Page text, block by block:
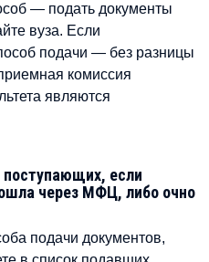
— подать документы
вуза. Если
подачи — без разницы
комиссия
являются
поступающих, если
через МФЦ, либо очно
подачи документов,